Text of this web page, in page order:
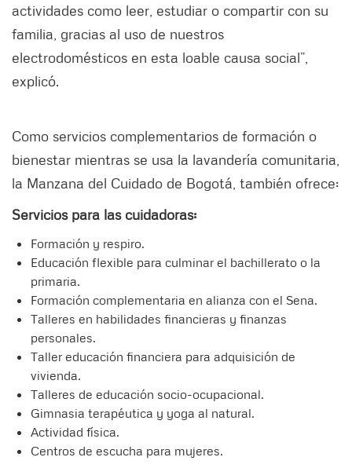
actividades como leer, estudiar o compartir con su
familia, gracias al uso de nuestros
electrodomésticos en esta loable causa social”,
explicó.
Como servicios complementarios de formación o
bienestar mientras se usa la lavandería comunitaria,
la Manzana del Cuidado de Bogotá, también ofrece:
Servicios para las cuidadoras:
Formación y respiro.
Educación flexible para culminar el bachillerato o la
primaria.
Formación complementaria en alianza con el Sena.
Talleres en habilidades financieras y finanzas
personales.
Taller educación financiera para adquisición de
vivienda.
Talleres de educación socio-ocupacional.
Gimnasia terapéutica y yoga al natural.
Actividad física.
Centros de escucha para mujeres.